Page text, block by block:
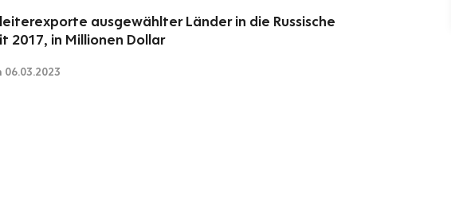
ausgewählter Länder in die Russische
2017, in Millionen Dollar
06.03.2023